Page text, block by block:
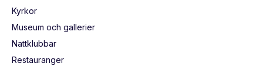
Kyrkor
Museum och gallerier
Nattklubbar
Restauranger